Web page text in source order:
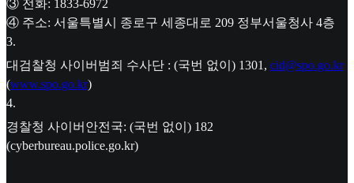
③ 전화: 1833-6972
④ 주소: 서울특별시 종로구 세종대로 209 정부서울청사 4층
3.
대검찰청 사이버범죄 수사단 : (국번 없이) 1301, cid@spo.go.kr
(www.spo.go.kr)
4.
경찰청 사이버안전국: (국번 없이) 182
(cyberbureau.police.go.kr)